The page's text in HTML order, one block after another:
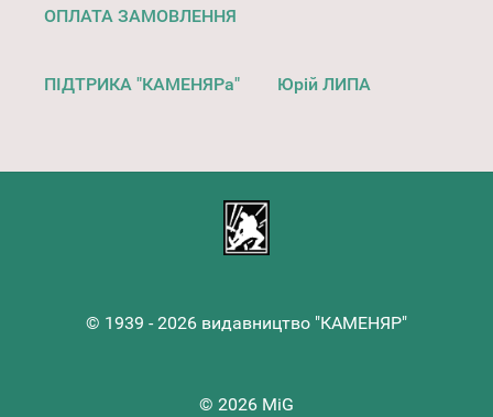
ОПЛАТА ЗАМОВЛЕННЯ
ПІДТРИКА "КАМЕНЯРа" Юрій ЛИПА
© 1939 - 2026 видавництво "КАМЕНЯР"
© 2026 MiG